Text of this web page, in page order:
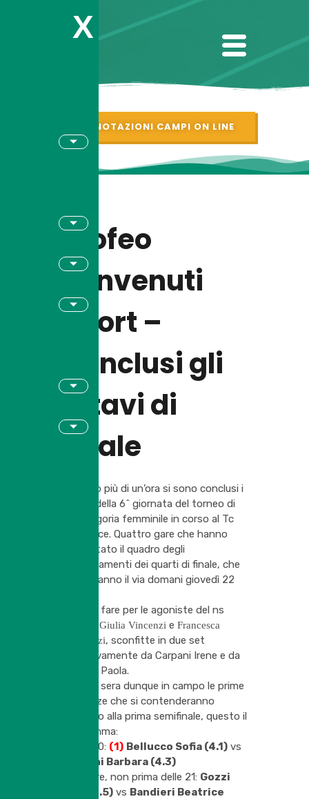
X
PRENOTAZIONI CAMPI ON LINE
Trofeo
Benvenuti
Sport –
Conclusi gli
ottavi di
finale
Da poco più di un’ora si sono conclusi i
match della 6^ giornata del torneo di
4^ categoria femminile in corso al Tc
San Felice. Quattro gare che hanno
completato il quadro degli
accoppiamenti dei quarti di finale, che
prenderanno il via domani giovedì 22
Nulla da fare per le agoniste del ns
Giulia Vincenzi e Francesca
Bortolazzi, sconfitte in due set
rispettivamente da Carpani Irene e da
Bonomi Paola.
Domani sera dunque in campo le prime
4 ragazze che si contenderanno
l’accesso alla prima semifinale, questo il
programma:
Ore 19.30: (1) Bellucco Sofia (4.1) vs
Cassani Barbara (4.3)
A seguire, non prima delle 21: Gozzi
Sara (4.5) vs Bandieri Beatrice